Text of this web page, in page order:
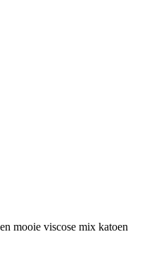
mooie viscose mix katoen